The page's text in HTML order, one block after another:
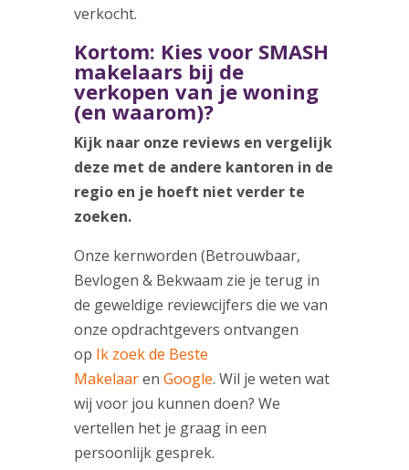
verkocht.
Kortom: Kies voor SMASH
makelaars bij de
verkopen van je woning
(en waarom)?
Kijk naar onze reviews en vergelijk
deze met de andere kantoren in de
regio en je hoeft niet verder te
zoeken.
Onze kernworden (Betrouwbaar,
Bevlogen & Bekwaam zie je terug in
de geweldige reviewcijfers die we van
onze opdrachtgevers ontvangen
op Ik zoek de Beste
Makelaaren Google. Wil je weten wat
wij voor jou kunnen doen? We
vertellen het je graag in een
persoonlijk gesprek.